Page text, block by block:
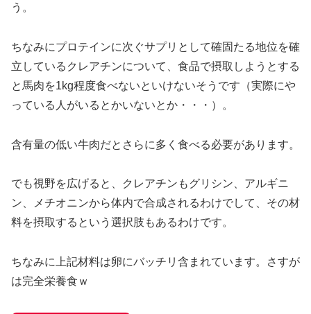
う。
ちなみにプロテインに次ぐサプリとして確固たる地位を確
立しているクレアチンについて、食品で摂取しようとする
と馬肉を1kg程度食べないといけないそうです（実際にや
っている人がいるとかいないとか・・・）。
含有量の低い牛肉だとさらに多く食べる必要があります。
でも視野を広げると、クレアチンもグリシン、アルギニ
ン、メチオニンから体内で合成されるわけでして、その材
料を摂取するという選択肢もあるわけです。
ちなみに上記材料は卵にバッチリ含まれています。さすが
は完全栄養食ｗ